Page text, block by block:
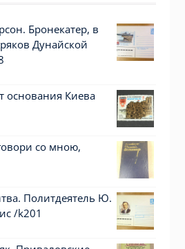
Бронекатер, в
Дунайской
основания Киева
со мною,
Политдеятель Ю.
/k201